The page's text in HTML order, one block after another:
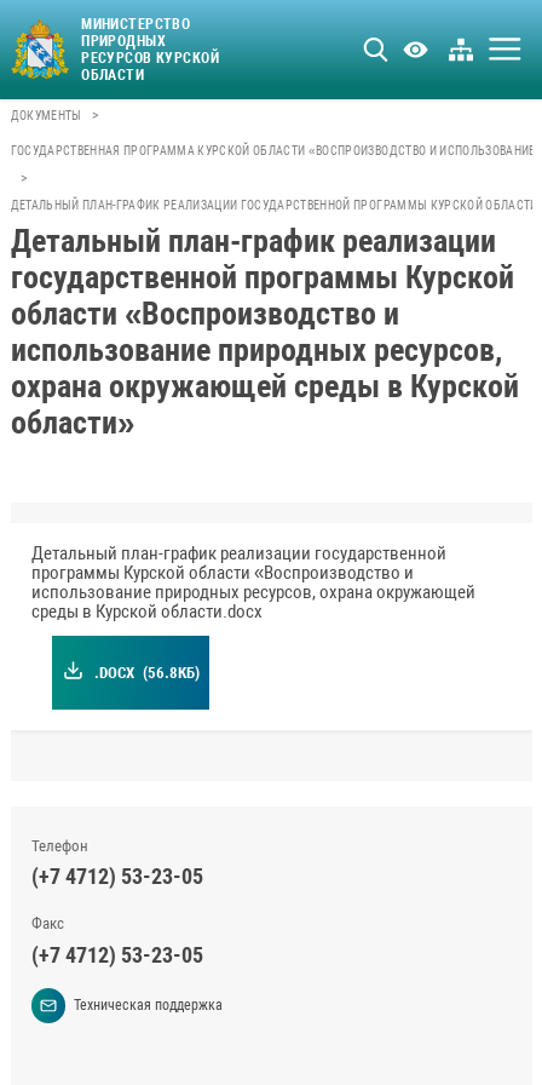
МИНИСТЕРСТВО
ПРИРОДНЫХ
РЕСУРСОВ КУРСКОЙ
ОБЛАСТИ
ДОКУМЕНТЫ >
ГОСУДАРСТВЕННАЯ ПРОГРАММА КУРСКОЙ ОБЛАСТИ «ВОСПРОИЗВОДСТВО И
>
ДЕТАЛЬНЫЙ ПЛАН-ГРАФИК РЕАЛИЗАЦИИ ГОСУДАРСТВЕННОЙ ПРОГРАММЫ КУРСКОЙ
Детальный план-график реализации
государственной программы Курской
области «Воспроизводство и
использование природных ресурсов,
охрана окружающей среды в Курской
области»
Детальный план-график реализации государственной
программы Курской области «Воспроизводство и
использование природных ресурсов, охрана окружающей
среды в Курской области.docx
.DOCX (56.8КБ)
Телефон
(+7 4712) 53-23-05
Факс
(+7 4712) 53-23-05
Техническая поддержка